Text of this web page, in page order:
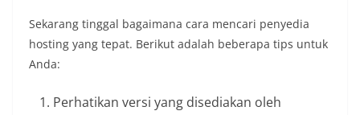
Sekarang tinggal bagaimana cara mencari penyedia
hosting yang tepat. Berikut adalah beberapa tips untuk
Anda:
Perhatikan versi yang disediakan oleh